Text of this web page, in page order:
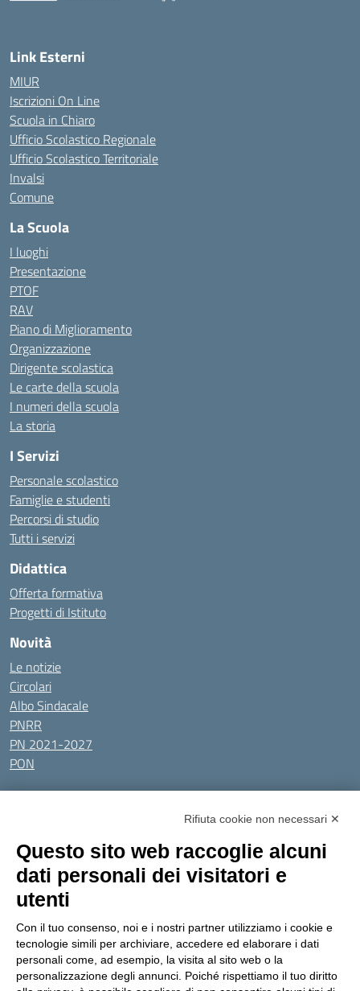
Link Esterni
MIUR
Iscrizioni On Line
Scuola in Chiaro
Ufficio Scolastico Regionale
Ufficio Scolastico Territoriale
Invalsi
Comune
La Scuola
I luoghi
Presentazione
PTOF
RAV
Piano di Miglioramento
Organizzazione
Dirigente scolastica
Le carte della scuola
I numeri della scuola
La storia
I Servizi
Personale scolastico
Famiglie e studenti
Percorsi di studio
Tutti i servizi
Didattica
Offerta formativa
Progetti di Istituto
Novità
Le notizie
Circolari
Albo Sindacale
PNRR
PN 2021-2027
PON
Tutti gli argomenti
Amministrazione Trasparente
Privacy Policy
Dichiarazione di accessibilitàObiettivi di accessibilità
Seguici su:
Indirizzo:Via Gaetano Donizetti 30, Collegno
Centralino:0114053925 Email: toic8cg002@istruzione.it
Posta elettronica certificata (PEC):toic8cg002@pec.istruzione.it
Rifiuta cookie non necessari ✕
Questo sito web raccoglie alcuni
dati personali dei visitatori e
utenti
Con il tuo consenso, noi e i nostri partner utilizziamo i cookie e
tecnologie simili per archiviare, accedere ed elaborare i dati
personali come, ad esempio, la visita al sito web o la
personalizzazione degli annunci. Poiché rispettiamo il tuo diritto